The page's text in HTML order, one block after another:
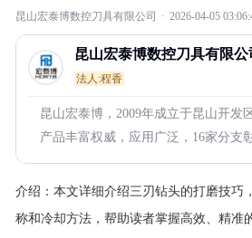
昆山宏泰博数控刀具有限公司 · 2026-04-05
昆山宏泰博数控刀具有限公
法人:程香
昆山宏泰博，2009年成立于昆山开发
产品丰富权威，应用广泛，16家分支
介绍： 本文详细介绍三刃钻头的打磨技巧
称和冷却方法，帮助读者掌握高效、精准